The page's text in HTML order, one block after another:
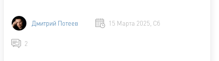
Дмитрий Потеев 15 Марта 2025, Сб
2